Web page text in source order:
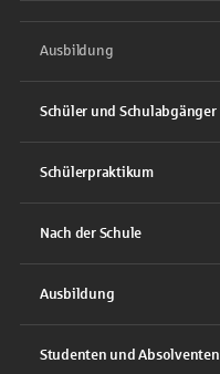
Ausbildung
Schüler und Schulabgänger
Schülerpraktikum
Nach der Schule
Ausbildung
Studenten und Absolventen